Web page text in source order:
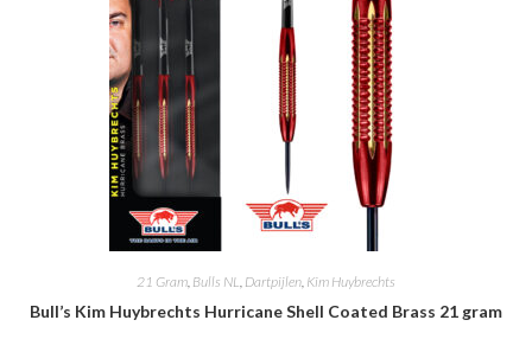
21 Gram, Bulls NL, Dartpijlen, Kim Huybrechts
Bull’s Kim Huybrechts Hurricane Shell Coated Brass 21 gram